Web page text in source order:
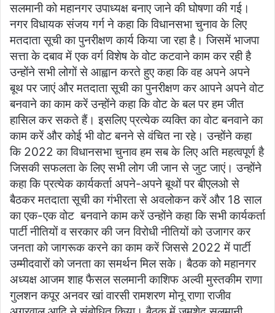
सलमानी को महानगर उपाध्यक्ष बनाए जाने की घोषणा की गई।
नगर विधायक संजय गर्ग ने कहा कि विधानसभा चुनाव के लिए
मतदाता सूची का पुनरीक्षण कार्य किया जा रहा है। जिसमें भाजपा
सत्ता के दबाव में एक वर्ग विशेष के वोट कटवाने काम कर रही है
उन्होंने सभी लोगों से आह्वान करते हुए कहा कि वह अपने अपने
बूथ पर जाएं और मतदाता सूची का पुनरीक्षण कर आपने अपने वोट
बनवाने का काम करें उन्होंने कहा कि वोट के बल पर हम जीत
हासिल कर सकते हैं। इसलिए प्रत्येक व्यक्ति का वोट बनवाने का
काम करें और कोई भी वोट बनने से वंचित ना रहे। उन्होंने कहा
कि 2022 का विधानसभा चुनाव हम सब के लिए अति महत्वपूर्ण है
जिसकी सफलता के लिए सभी लोग जी जान से जुट जाएं। उन्होंने
कहा कि प्रत्येक कार्यकर्ता अपने-अपने बूथों पर बीएलओ से
बैठकर मतदाता सूची का गंभीरता से अवलोकन करें और 18 साल
का एक-एक वोट बनवाने काम करें उन्होंने कहा कि सभी कार्यकर्ता
पार्टी नीतियों व सरकार की जन विरोधी नीतियों को उजागर कर
जनता को जागरूक करने का काम करें जिससे 2022 में पार्टी
उम्मीदवारों को जनता का समर्थन मिल सके। बैठक को महानगर
अध्यक्ष आजम शाह फैसल सलमानी काशिफ अल्वी मुस्तकीम राणा
गुलशन कपूर अनवर खां वारसी रामशरण मोनू राणा राजीव